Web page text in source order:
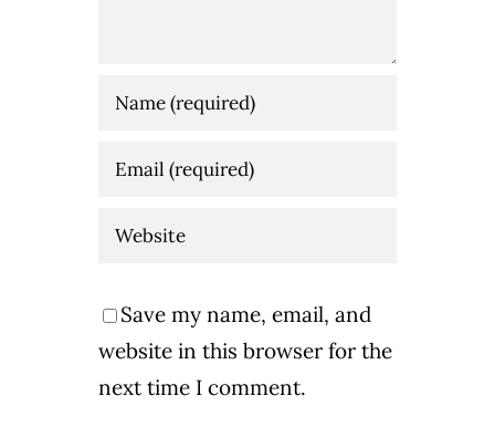
Save my name, email, and
website in this browser for the
next time I comment.